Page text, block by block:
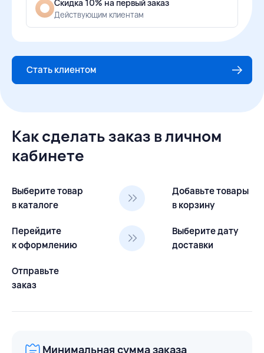
Скидка 10% на первый заказ
Действующим клиентам
Стать клиентом
Как сделать заказ в личном
кабинете
Выберите товар
в каталоге
Добавьте товары
в корзину
Перейдите
к оформлению
Выберите дату
доставки
Отправьте
заказ
Минимальная сумма заказа